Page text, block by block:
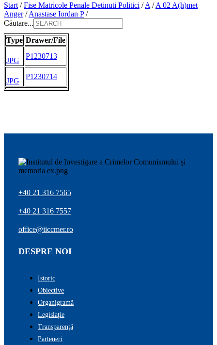
Start /Fise Matricole Penale Detinuti Politici /A /A 02 A(h)met
Anger/Anastase Iordan P/
Căutare...
Type Drawer/File
JPG
P1230713
JPG
P1230714
+40 21 316 7565
+40 21 316 7557
office@iiccmer.ro
DESPRE NOI
Istoric
Obiective
Organigramă
Legislație
Transparenţă
Parteneri